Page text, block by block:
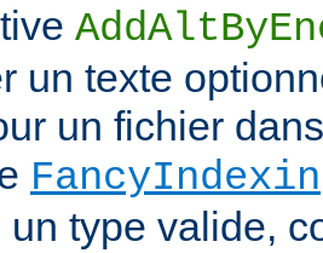
un texte
un fichier
un type valide,